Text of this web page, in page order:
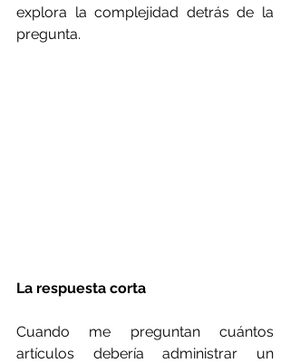
explora la complejidad detrás de la
pregunta.
La respuesta corta
Cuando me preguntan cuántos
artículos debería administrar un